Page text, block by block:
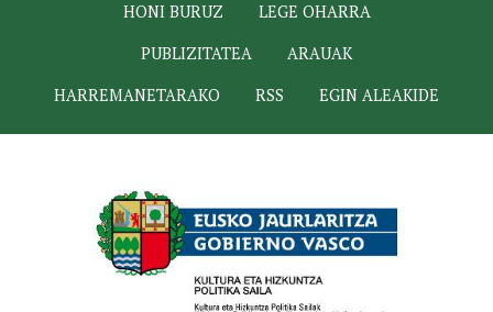
HONI BURUZ
LEGE OHARRA
PUBLIZITATEA
ARAUAK
HARREMANETARAKO
RSS EGIN ALEAKIDE